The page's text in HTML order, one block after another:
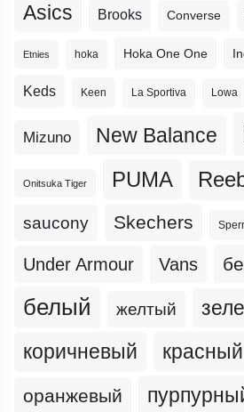
Asics Brooks Converse
Etnies hoka Hoka One One
Keds Keen La Sportiva Lowa
Mizuno New Balance
Onitsuka Tiger PUMA
saucony Skechers
Under Armour Vans
белый желтый
коричневый красный
оранжевый